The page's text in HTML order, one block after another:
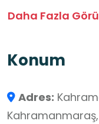
Kurum, olası
Daha Fazla
Konum
Adres: